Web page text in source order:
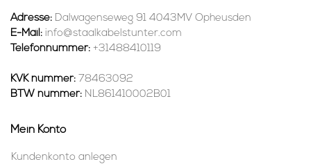
Adresse: Dalwagenseweg 91 4043MV Opheusden
E-Mail: info@staalkabelstunter.com
Telefonnummer: +31488410119
KVK nummer: 78463092
BTW nummer: NL861410002B01
Mein Konto
Kundenkonto anlegen